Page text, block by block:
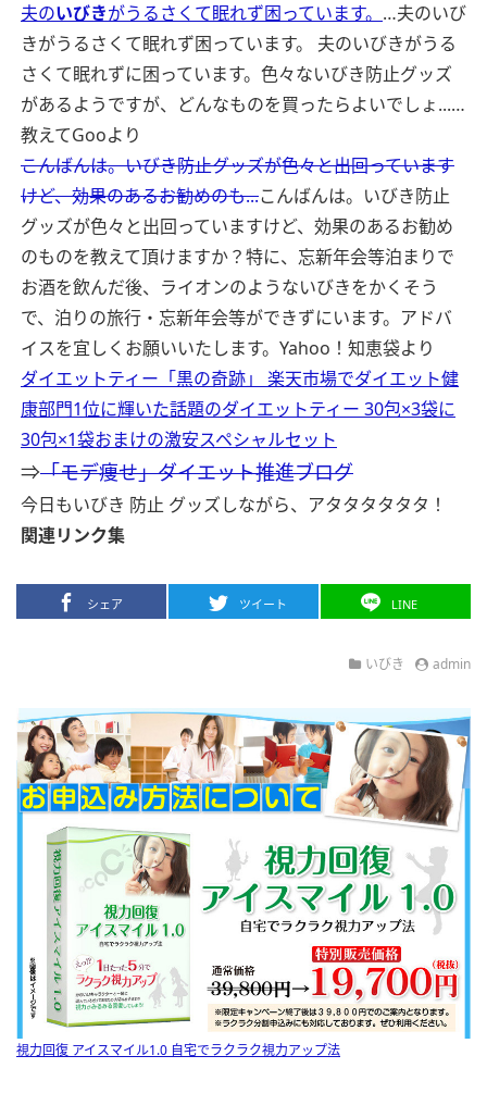
夫のいびきがうるさくて眠れず困っています。 …夫のいび
きがうるさくて眠れず困っています。 夫のいびきがうる
さくて眠れずに困っています。色々ないびき防止グッズ
があるようですが、どんなものを買ったらよいでしょ...…
教えてGooより
こんばんは。いびき防止グッズが色々と出回っています
けど、効果のあるお勧めのも...こんばんは。いびき防止
グッズが色々と出回っていますけど、効果のあるお勧め
のものを教えて頂けますか？特に、忘新年会等泊まりで
お酒を飲んだ後、ライオンのようないびきをかくそう
で、泊りの旅行・忘新年会等ができずにいます。アドバ
イスを宜しくお願いいたします。 Yahoo！知恵袋より
ダイエットティー「黒の奇跡」 楽天市場でダイエット健
康部門1位に輝いた話題のダイエットティー 30包×3袋に
30包×1袋おまけの激安スペシャルセット
⇒「モデ痩せ」ダイエット推進ブログ
今日もいびき 防止 グッズしながら、アタタタタタタ！
関連リンク集
シェア ツイート LINE
いびき admin
視力回復 アイスマイル1.0 自宅でラクラク視力アップ法